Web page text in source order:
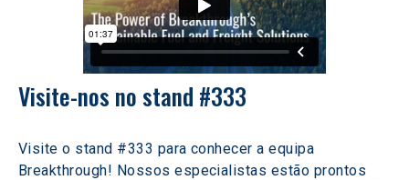
Visite-nos no stand #333
Visite o stand #333 para conhecer a equipa
Breakthrough! Nossos especialistas estão prontos